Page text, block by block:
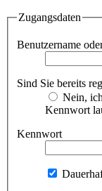
Zugangsdaten
Benutzername
Sind Sie bereits
Nein,
Kennwort
Kennwort